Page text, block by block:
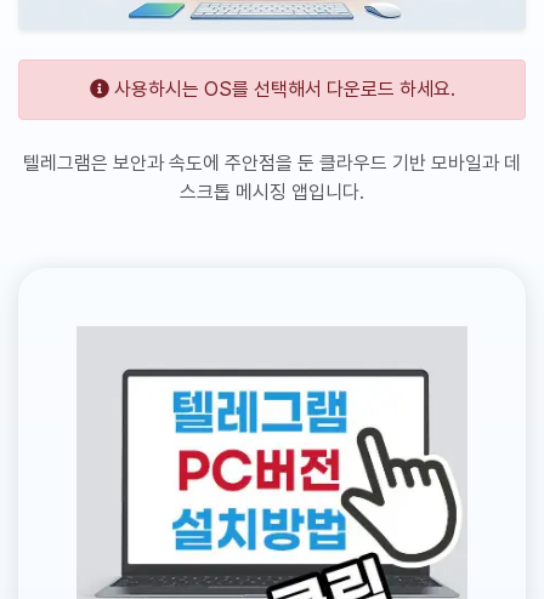
사용하시는 OS를 선택해서 다운로드 하세요.
텔레그램은 보안과 속도에 주안점을 둔 클라우드 기반 모바일과 데
스크톱 메시징 앱입니다.